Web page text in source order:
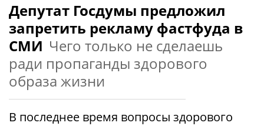
Депутат Госдумы предложил
запретить рекламу фастфуда в
СМИ Чего только не сделаешь
ради пропаганды здорового
образа жизни
В последнее время вопросы здорового